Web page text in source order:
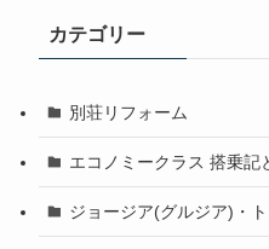
カテゴリー
別荘リフォーム
エコノミークラス 搭乗記
ジョージア(グルジア)・